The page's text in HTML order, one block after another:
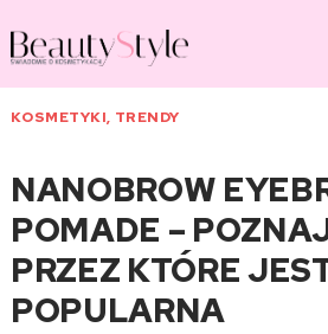
KOSMETYKI, TRENDY
NANOBROW
POMADE –
PRZEZ KTÓRE
POPULARNA